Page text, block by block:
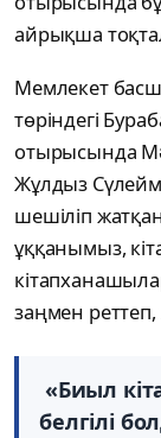
айрықша
Мемлекет
төріндегі
отырысында
Жұлдыз
шешіліп
ұққанымыз,
заңмен
«Биыл
белгілі